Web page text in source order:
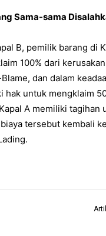
Sama-sama
B, pemilik barang di
100% dari
dan dalam
hak untuk mengklaim
A memiliki tagihan
tersebut kembali